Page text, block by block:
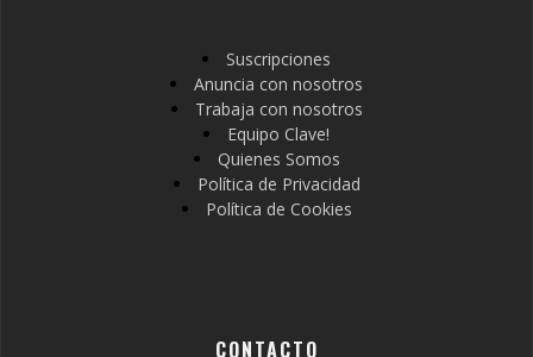
Suscripciones
Anuncia con nosotros
Trabaja con nosotros
Equipo Clave!
Quienes Somos
Política de Privacidad
Política de Cookies
CONTACTO